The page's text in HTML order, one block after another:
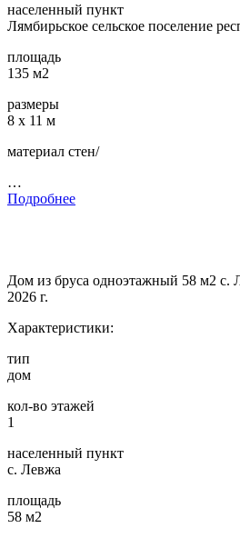
населенный пункт
Лямбирьское сельское поселение
площадь
135 м2
размеры
8 х 11 м
материал стен/
…
Подробнее
Дом из бруса одноэтажный 58 м2 с.
2026 г.
Характеристики:
тип
дом
кол-во этажей
1
населенный пункт
с. Левжа
площадь
58 м2